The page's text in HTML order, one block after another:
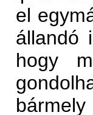
el
állandó
hogy